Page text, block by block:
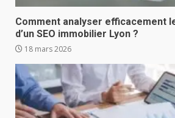
Comment analyser efficacement
d’un SEO immobilier Lyon ?
18 mars 2026